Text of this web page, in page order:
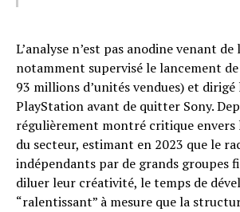
L’analyse n’est pas anodine venant de
notamment supervisé le lancement
93 millions d’unités vendues) et dirigé
PlayStation avant de quitter Sony.
régulièrement montré critique envers
du secteur, estimant en 2023 que le
indépendants par de grands groupes
diluer leur créativité, le temps de
“ralentissant” à mesure que la